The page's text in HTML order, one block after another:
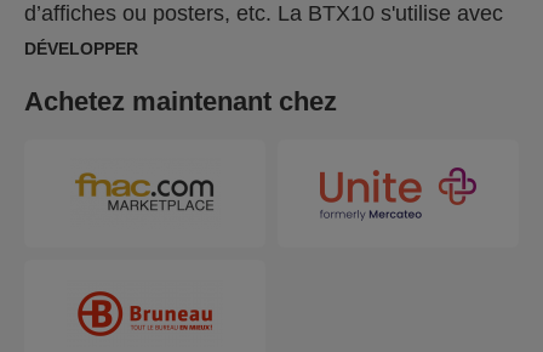
d’affiches ou posters, etc. La BTX10 s'utilise avec
les agrafes à fil fin d'une longueur de 4 à 10 mm.
entraînées instantanément lors de déclenchement.
sous tous les angles. L'avant plat et court de l'outil
facilite la pose d'agrafes contre cloison et dans les
angles. La batterie lithium-ion intégrée est chargée
DÉVELOPPER
Achetez maintenant chez